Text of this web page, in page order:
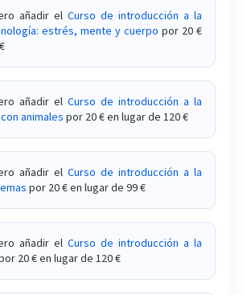
historiales clínicos en una consulta
infecciones de transmisión sexual:
tratamiento
intervención clínica ante celopatías
en la pareja
en abuso sexual infantil
intervención en las 7 heridas de la
intervención psicológica ante
añadir elCurso de introducción a la
estrés, mente y cuerpo por 20 €
añadir elCurso de introducción a la
animales por 20 € en lugar de 120 €
añadir elCurso de introducción a la
por 20 € en lugar de 99 €
añadir elCurso de introducción a la
20 € en lugar de 120 €